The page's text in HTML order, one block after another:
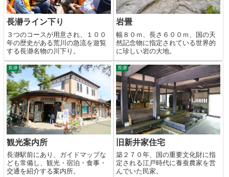
長瀞ライン下り
３つのコースが用意され、１００
年の歴史がある荒川の急流を遊覧
する長瀞名物の川下り。
岩畳
幅８０ｍ、長さ６００ｍ、国の天
然記念物に指定されている世界的
に珍しい岩の大地。
長瀞
観光案内所
長瀞駅前にあり、ガイドマップな
ども常備し、観光・宿泊・食事・
交通を紹介する案内所。
長瀞
旧新井家住宅
築２７０年、国の重要文化財に指
定される江戸時代に養蚕農家を営
んでいた民家。